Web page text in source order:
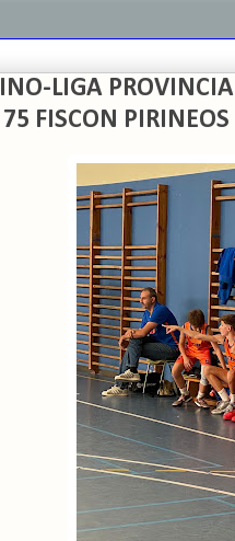
LIGA
FISCON PIRINEOS